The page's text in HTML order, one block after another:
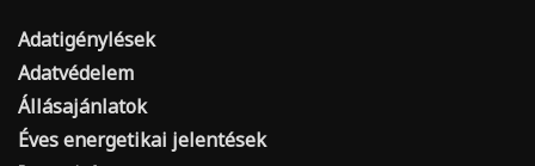
Adatigénylések
Adatvédelem
Állásajánlatok
Éves energetikai jelentések